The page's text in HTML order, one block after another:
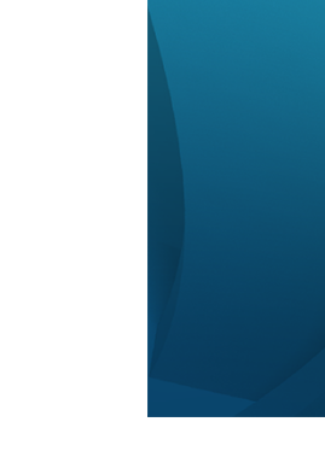
本地｜
17:40 財經｜
16:33 財經｜